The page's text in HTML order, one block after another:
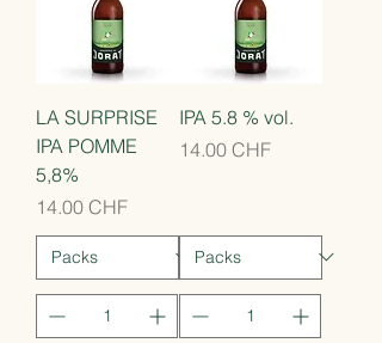
LA SURPRISE
IPA POMME
5,8%
Prix
14.00 CHF
IPA 5.8 % vol.
Prix
14.00 CHF